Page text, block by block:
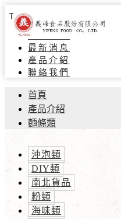
Toggle navigation
關於義峰
最新消息
產品介紹
聯絡我們
首頁
產品介紹
麵條類
沖泡類
DIY類
南北貨品
粉類
海味類